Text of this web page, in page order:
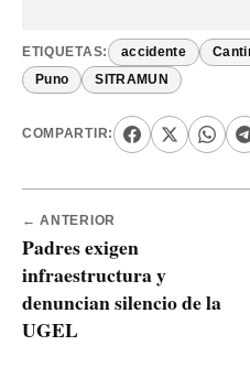
ETIQUETAS: accidente
Puno SITRAMUN
COMPARTIR:
← ANTERIOR
Padres exigen
infraestructura y
denuncian silencio de la
UGEL